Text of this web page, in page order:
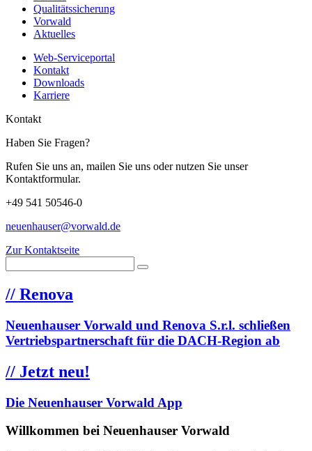
Qualitätssicherung
Vorwald
Aktuelles
Web-Serviceportal
Kontakt
Downloads
Karriere
Kontakt
Haben Sie Fragen?
Rufen Sie uns an, mailen Sie uns oder nutzen Sie unser
Kontaktformular.
+49 541 50546-0
neuenhauser@vorwald.de
Zur Kontaktseite
// Renova
Neuenhauser Vorwald und Renova S.r.l. schließen
Vertriebspartnerschaft für die DACH-Region ab
// Jetzt neu!
Die Neuenhauser Vorwald App
Willkommen bei Neuenhauser Vorwald